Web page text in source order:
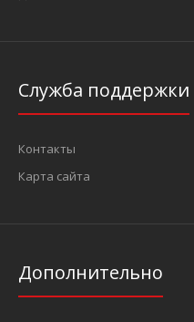
Описание Предназначен
Служба поддержки
Контакты
Карта сайта
Дополнительно